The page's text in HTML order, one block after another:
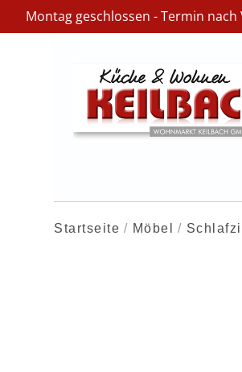
Montag geschlossen - Termin
Startseite Möbel